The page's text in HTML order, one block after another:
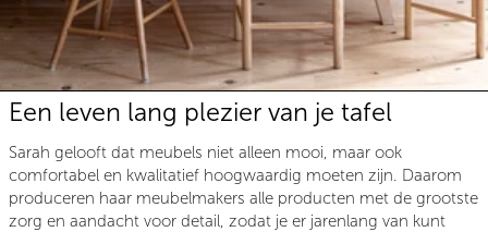
Een leven lang plezier van je tafel
Sarah gelooft dat meubels niet alleen mooi, maar ook
comfortabel en kwalitatief hoogwaardig moeten zijn. Daarom
produceren haar meubelmakers alle producten met de grootste
zorg en aandacht voor detail, zodat je er jarenlang van kunt